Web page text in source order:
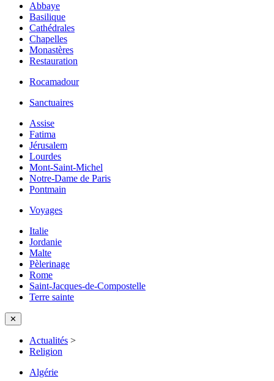
Abbaye
Basilique
Cathédrales
Chapelles
Monastères
Restauration
Rocamadour
Sanctuaires
Assise
Fatima
Jérusalem
Lourdes
Mont-Saint-Michel
Notre-Dame de Paris
Pontmain
Voyages
Italie
Jordanie
Malte
Pèlerinage
Rome
Saint-Jacques-de-Compostelle
Terre sainte
✕
Actualités >
Religion
Algérie